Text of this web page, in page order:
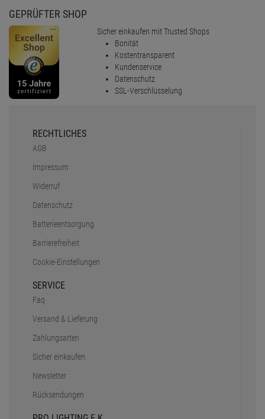
GEPRÜFTER SHOP
Sicher einkaufen mit Trusted Shops
Bonität
Kostentransparent
Kundenservice
Datenschutz
SSL-Verschlüsselung
RECHTLICHES
AGB
Impressum
Widerruf
Datenschutz
Batterieentsorgung
Barrierefreiheit
Cookie-Einstellungen
SERVICE
Faq
Versand & Lieferung
Zahlungsarten
Sicher einkaufen
Newsletter
Rücksendungen